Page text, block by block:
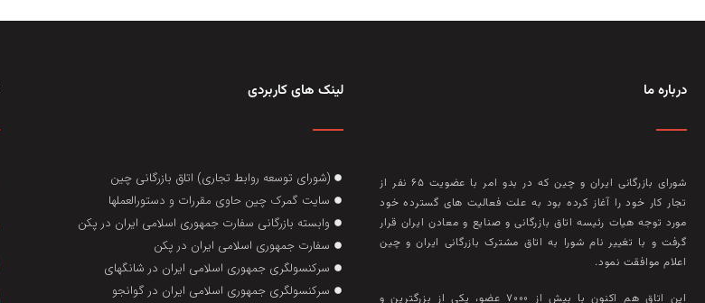
درباره ما
شورای بازرگانی ایران و چین که در بدو امر با عضويت ۶۵ نفر از
تجار کار خود را آغاز کرده بود به علت فعاليت‌ های گسترده خود
مورد توجه هيات رئيسه اتاق بازرگانی و صنايع و معادن ايران قرار
گرفت و با تغيير نام شورا به اتاق مشترک بازرگانی ايران و چين
اعلام موافقت نمود.
این اتاق هم‌ اکنون با بيش از ۷۰۰۰ عضو، يکی از بزرگترين و
لینک های کاربردی
(شورای توسعه روابط تجاری) اتاق بازرگانی چین
سایت گمرک چین حاوی مقررات و دستورالعملها
وابسته بازرگانی سفارت جمهوری اسلامی ایران در پکن
سفارت جمهوری اسلامی ایران در پکن
سرکنسولگری جمهوری اسلامی ایران در شانگهای
سرکنسولگری جمهوری اسلامی ایران در گوانجو